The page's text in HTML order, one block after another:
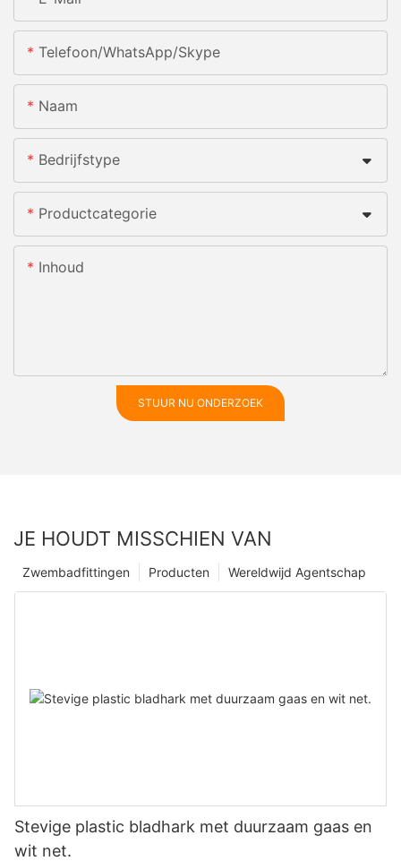
Telefoon/WhatsApp/Skype
Naam
Bedrijfstype
Productcategorie
Inhoud
STUUR NU ONDERZOEK
JE HOUDT MISSCHIEN VAN
Wereldwijd Agentschap
Producten
Zwembadfittingen
Stevige plastic bladhark met duurzaam gaas en
wit net.